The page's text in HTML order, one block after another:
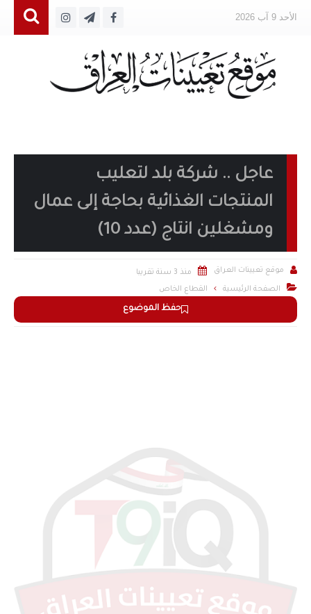
الأحد 9 آب 2026
عاجل .. شركة بلد لتعليب
المنتجات الغذائية بحاجة إلى عمال
ومشغلين انتاج (عدد 10)
حفظ الموضوع
 موقع تعيينات العراق  منذ 3 سنة تقريبا
 الصفحة الرئيسية القطاع الخاص